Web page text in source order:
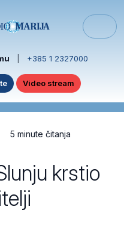
+385 1 2327000
Video stream
5 minute čitanja
krstio